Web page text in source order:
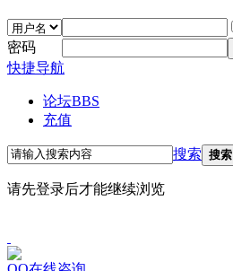
密码
快捷导航
论坛BBS
充值
搜索 搜索
请先登录后才能继续浏览